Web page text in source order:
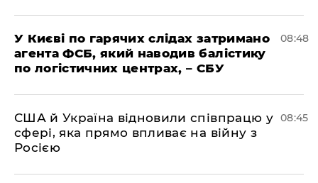
У Києві по гарячих слідах затримано
агента ФСБ, який наводив балістику
по логістичних центрах, – СБУ
08:48
США й Україна відновили співпрацю у
сфері, яка прямо впливає на війну з
Росією
08:45